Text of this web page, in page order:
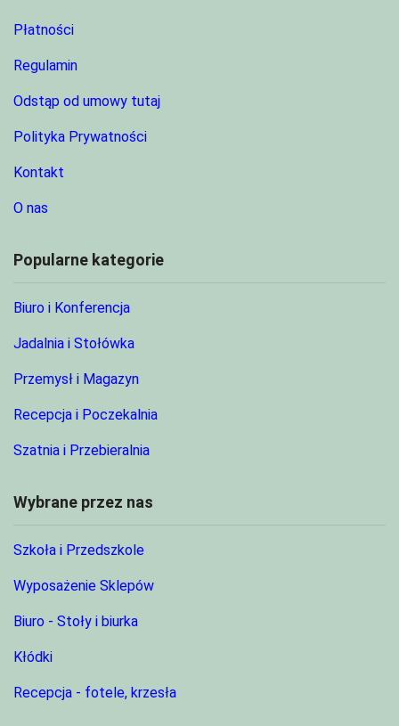
Płatności
Regulamin
Odstąp od umowy tutaj
Polityka Prywatności
Kontakt
O nas
Popularne kategorie
Biuro i Konferencja
Jadalnia i Stołówka
Przemysł i Magazyn
Recepcja i Poczekalnia
Szatnia i Przebieralnia
Wybrane przez nas
Szkoła i Przedszkole
Wyposażenie Sklepów
Biuro - Stoły i biurka
Kłódki
Recepcja - fotele, krzesła